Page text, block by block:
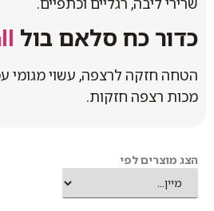
שרירי ליבה, רגליים וכתפיים.
כדור כח סלאם בול
הטחה חזקה לרצפה, עשוי מגומי
מכות רצפה חזקות.
הצג מוצרים לפי